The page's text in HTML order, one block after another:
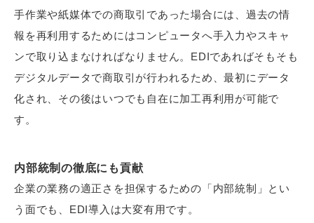
手作業や紙媒体での商取引であった場合には、過去の情
報を再利用するためにはコンピュータへ手入力やスキャ
ンで取り込まなければなりません。EDIであればそもそも
デジタルデータで商取引が行われるため、最初にデータ
化され、その後はいつでも自在に加工再利用が可能で
す。
内部統制の徹底にも貢献
企業の業務の適正さを担保するための「内部統制」とい
う面でも、EDI導入は大変有用です。